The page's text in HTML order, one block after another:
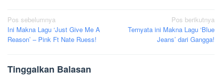
Navigasi
pos
Pos sebelumnya
Ini Makna Lagu ‘Just Give Me A
Reason’ – Pink Ft Nate Ruess!
Pos berikutnya
Ternyata ini Makna Lagu ‘Blue
Jeans’ dari Gangga!
Tinggalkan Balasan